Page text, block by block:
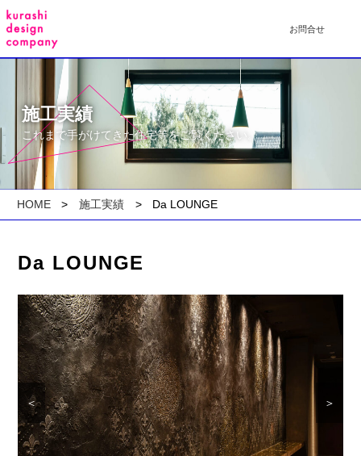
お問合せ
施工実績
これまで手がけてきた住宅等をご覧ください。
HOME 施工実績 Da LOUNGE
Da LOUNGE
＜ ＞